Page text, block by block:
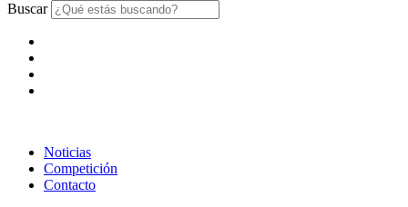
Buscar
Noticias
Competición
Contacto